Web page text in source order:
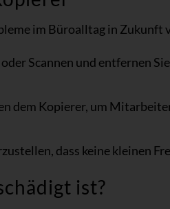
im Büroalltag in Zukunft
Scannen und entfernen
dem Kopierer, um
dass keine kleinen
ist?